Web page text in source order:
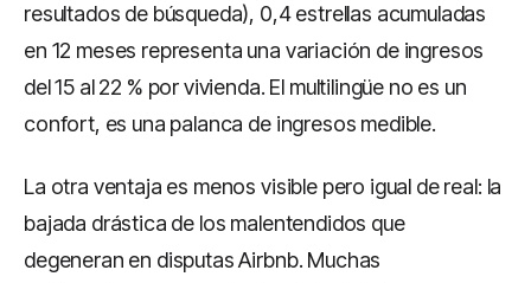
resultados de búsqueda), 0,4 estrellas acumuladas
en 12 meses representa una variación de ingresos
del 15 al 22 % por vivienda. El multilingüe no es un
confort, es una palanca de ingresos medible.
La otra ventaja es menos visible pero igual de real: la
bajada drástica de los malentendidos que
degeneran en disputas Airbnb. Muchas